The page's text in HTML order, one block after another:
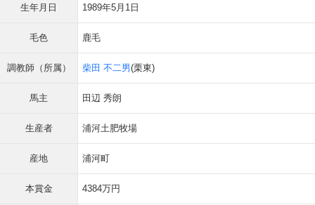
生年月日 1989年5月1日
毛色 鹿毛
調教師（所属） 柴田 不二男(栗東)
馬主 田辺 秀朗
生産者 浦河土肥牧場
産地 浦河町
本賞金 4384万円